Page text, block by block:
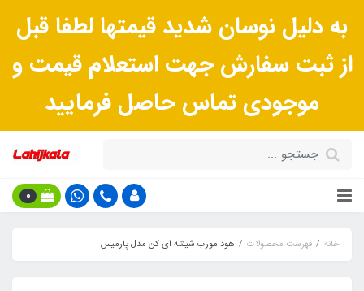
به دلیل نوسان شدید قیمتها لطفا قبل
از ثبت سفارش جهت استعلام قیمت و
موجودی تماس حاصل فرمایید
0
خانه فهرست محصولات هود مورب شیشه ای کن مدل پارمیس